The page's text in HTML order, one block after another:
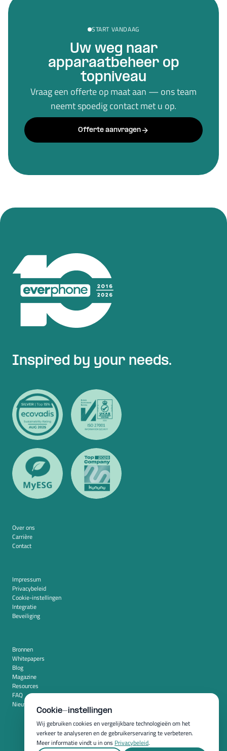
START VANDAAG
Uw weg naar
apparaatbeheer op
topniveau
Vraag een offerte op maat aan — ons team
neemt spoedig contact met u op.
Offerte aanvragen
Inspired by your needs.
Over ons
Carrière
Contact
Impressum
Privacybeleid
Cookie-instellingen
Integratie
Beveiliging
Bronnen
Whitepapers
Blog
Magazine
Resources
FAQ
Nieuwskamer
Cookie-instellingen
Wij gebruiken cookies en vergelijkbare technologieën om het
verkeer te analyseren en de gebruikerservaring te verbeteren.
Meer informatie vindt u in ons Privacybeleid.